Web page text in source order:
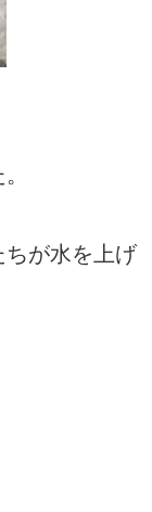
が水を上げ